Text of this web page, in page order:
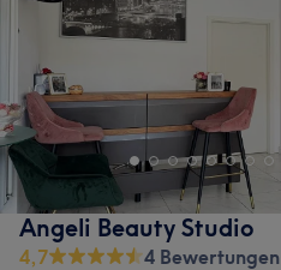
Angeli Beauty Studio
4,7
4 Bewertungen